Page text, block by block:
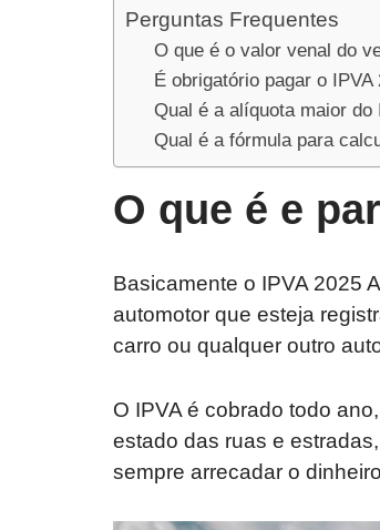
Perguntas Frequentes
O que é o valor venal do
É obrigatório pagar o IPVA
Qual é a alíquota maior do
Qual é a fórmula para
O que é e
Basicamente o IPVA 2025
automotor que esteja
carro ou qualquer outro
O IPVA é cobrado todo
estado das ruas e
sempre arrecadar o